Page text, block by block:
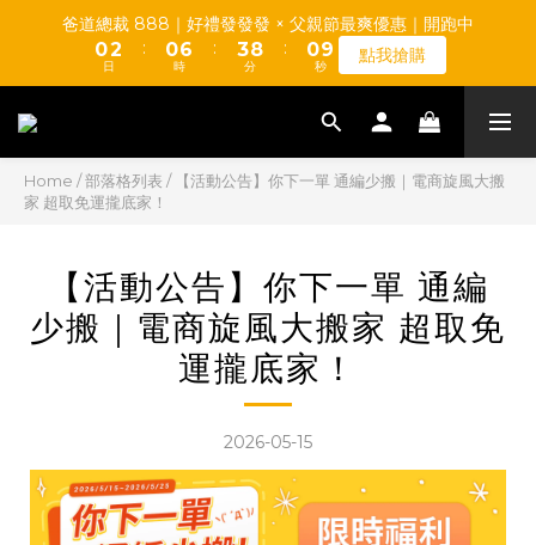
【TUMAX】通風衣套組 高CP值平價首選 d(d＇∀＇)
0 1
0
4
3
2
1
0
6
5
4
0
7
6
5
4
3
1
爸道總裁 888｜好禮發發發 × 父親節最爽優惠｜開跑中
1
0
3
2
1
日
:
1
0
7
6
5
2
1
時
:
4
3
2
9
8
7
4
3
分
:
1
09
8
6
5
4
0
秒
點我搶購
【TUMAX】通風衣套組 高CP值平價首選 d(d＇∀＇)
Home /部落格列表 /
【活動公告】你下一單 通編少搬｜電商旋風大搬
家 超取免運攏底家！
【活動公告】你下一單 通編
少搬｜電商旋風大搬家 超取免
運攏底家！
2026-05-15